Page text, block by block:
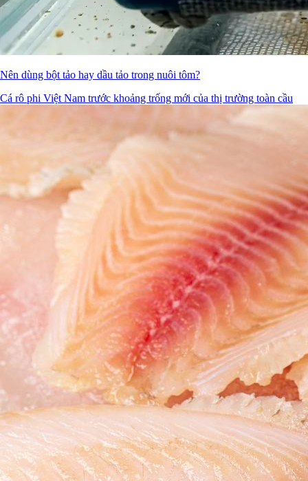
Nên dùng bột tảo hay dầu tảo trong nuôi tôm?
Cá rô phi Việt Nam trước khoảng trống mới của thị trường toàn cầu